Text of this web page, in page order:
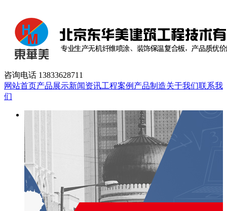
咨询电话 13833628711
网站首页产品展示新闻资讯工程案例 产品制造关于我们联系我
们